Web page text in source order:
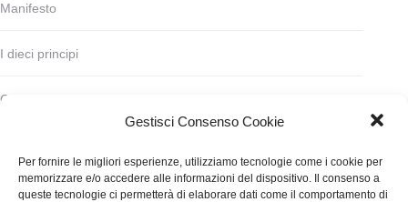
Gestisci Consenso Cookie
Per fornire le migliori esperienze, utilizziamo tecnologie come i cookie per
memorizzare e/o accedere alle informazioni del dispositivo. Il consenso a
queste tecnologie ci permetterà di elaborare dati come il comportamento di
Manifesto
I dieci principi
Codice deontologico
Finanziamento